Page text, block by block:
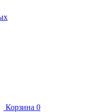
Корзина 0